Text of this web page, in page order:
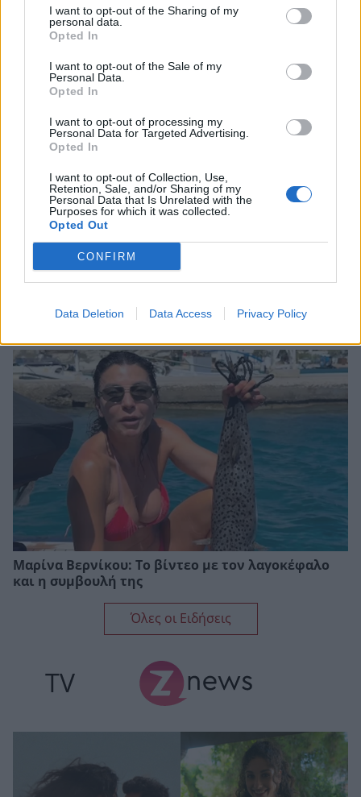
I want to opt-out of the Sharing of my
personal data.
Opted In
I want to opt-out of the Sale of my
Personal Data.
Opted In
I want to opt-out of processing my
Personal Data for Targeted Advertising.
Opted In
I want to opt-out of Collection, Use,
Retention, Sale, and/or Sharing of my
Personal Data that Is Unrelated with the
Purposes for which it was collected.
Opted Out
CONFIRM
Data Deletion Data Access Privacy Policy
Ανέστης Ευαγγελόπουλος: Η γνωστή
παρουσιάστρια που αρνήθηκε να πάει στο podcast
του και η αποστομωτική απάντησή του
το μήνυμα όλο νόημα – «Έρχεται τετραήμερο
Μαρίνα Βερνίκου: Το βίντεο με τον λαγοκέφαλο
και η συμβουλή της
Όλες οι Ειδήσεις
TV